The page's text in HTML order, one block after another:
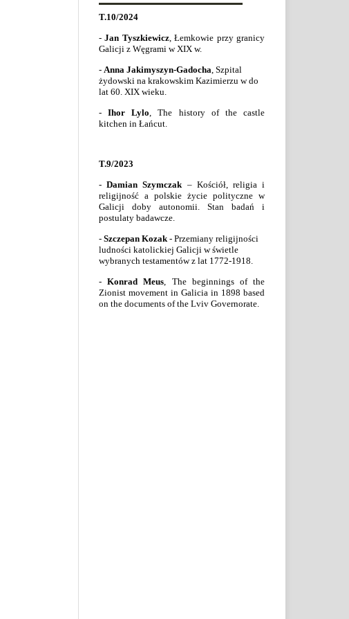
T.10/2024
-Jan Tyszkiewicz, Łemkowie przy granicy
Galicji z Węgrami w XIX w.
- Anna Jakimyszyn-Gadocha , Szpital
żydowski na krakowskim Kazimierzu w do
lat 60. XIX wieku.
-Ihor Lylo ,The history of the castle
kitchen in Łańcut.
T.9/2023
-Damian Szymczak – Kościół, religia i
religijność a polskie życie polityczne w
Galicji doby autonomii. Stan badań i
postulaty badawcze.
- Szczepan Kozak - Przemiany religijności
ludności katolickiej Galicji w świetle
wybranych testamentów z lat 1772-1918.
-Konrad Meus
The beginnings of the
Zionist movement in Galicia in 1898 based
on the documents of the Lviv Governorate.